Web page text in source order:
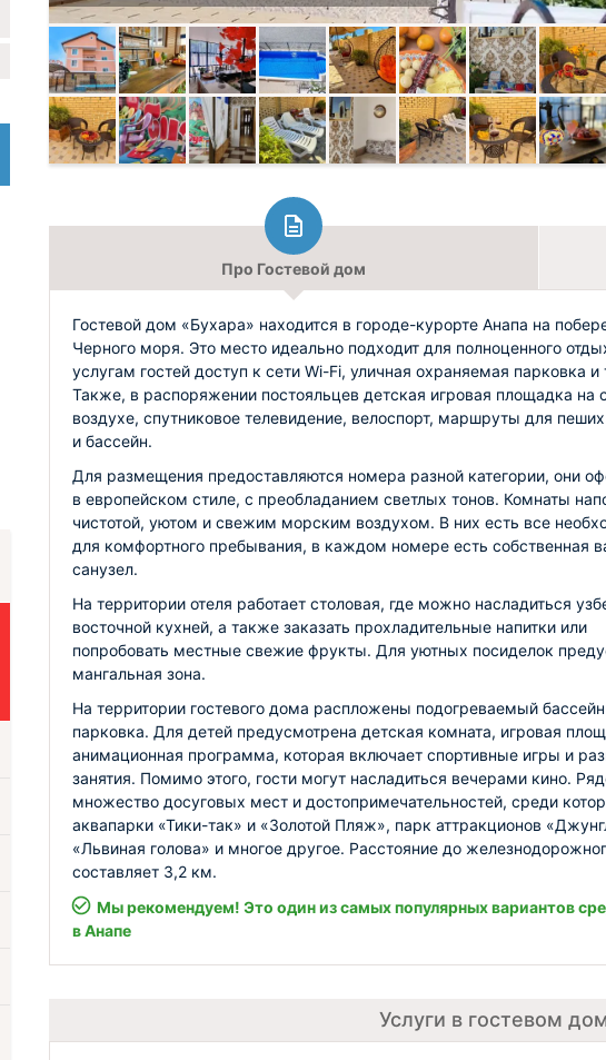
Про Гостевой дом
Гостевой дом «Бухара» находится в городе-курорте Анапа на
Черного моря. Это место идеально подходит для полноценного
услугам гостей доступ к сети Wi-Fi, уличная охраняемая парковка и
Также, в распоряжении постояльцев детская игровая площадка на
воздухе, спутниковое телевидение, велоспорт, маршруты для пеших
и бассейн.
Для размещения предоставляются номера разной категории, они
в европейском стиле, с преобладанием светлых тонов. Комнаты
чистотой, уютом и свежим морским воздухом. В них есть все
для комфортного пребывания, в каждом номере есть собственная
санузел.
На территории отеля работает столовая, где можно насладиться
восточной кухней, а также заказать прохладительные напитки или
попробовать местные свежие фрукты. Для уютных посиделок
мангальная зона.
На территории гостевого дома распложены подогреваемый бассейн
парковка. Для детей предусмотрена детская комната, игровая
анимационная программа, которая включает спортивные игры и
занятия. Помимо этого, гости могут насладиться вечерами кино.
множество досуговых мест и достопримечательностей, среди
аквапарки «Тики-так» и «Золотой Пляж», парк аттракционов
«Львиная голова» и многое другое. Расстояние до
составляет 3,2 км.
Мы рекомендуем! Это один из самых популярных вариантов
в Анапе
Услуги в гостевом